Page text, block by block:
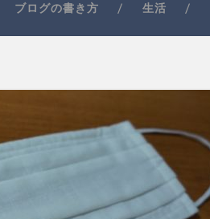
ブログの書き方 生活